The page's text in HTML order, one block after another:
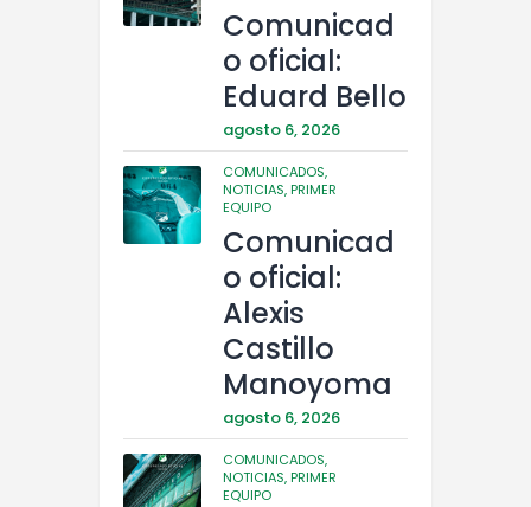
Comunicad
o oficial:
Eduard Bello
agosto 6, 2026
COMUNICADOS,
NOTICIAS,PRIMER
EQUIPO
Comunicad
o oficial:
Alexis
Castillo
Manoyoma
agosto 6, 2026
COMUNICADOS,
NOTICIAS,PRIMER
EQUIPO